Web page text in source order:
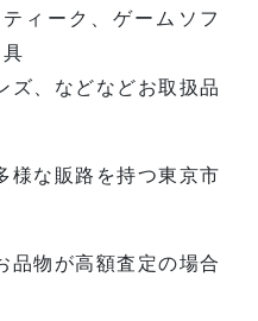
ィーク、ゲームソフ
ズ、などなどお取扱品
様な販路を持つ東京市
品物が高額査定の場合